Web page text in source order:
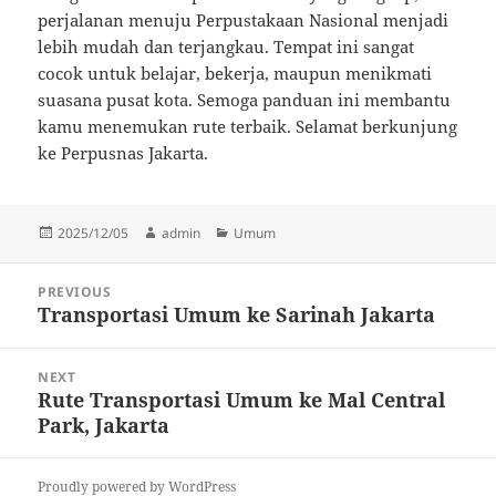
perjalanan menuju Perpustakaan Nasional menjadi
lebih mudah dan terjangkau. Tempat ini sangat
cocok untuk belajar, bekerja, maupun menikmati
suasana pusat kota. Semoga panduan ini membantu
kamu menemukan rute terbaik. Selamat berkunjung
ke Perpusnas Jakarta.
Posted
2025/12/05 Author
admin Categories
Umum
navigation
PREVIOUS
Previous
Transportasi Umum ke Sarinah Jakarta
NEXT
Next
post:
Rute Transportasi Umum ke Mal Central
Park, Jakarta
Proudly powered by WordPress